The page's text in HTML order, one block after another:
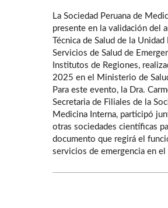
La Sociedad Peruana de
presente en la validación del
Técnica de Salud de la
Servicios de Salud de
Institutos de Regiones,
2025 en el Ministerio de
Para este evento, la Dra.
Secretaria de Filiales de la
Medicina Interna, participó
otras sociedades científicas
documento que regirá el
servicios de emergencia en el